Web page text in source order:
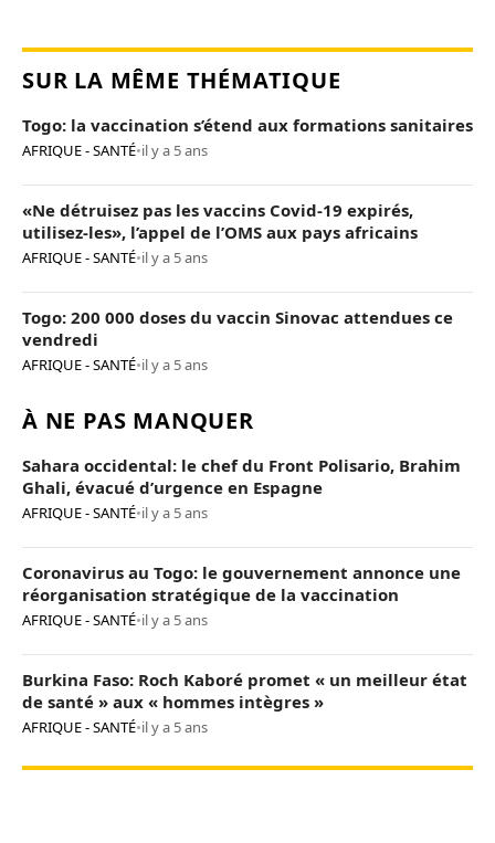
SUR LA MÊME THÉMATIQUE
Togo: la vaccination s’étend aux formations sanitaires
AFRIQUE - SANTÉ•il y a 5 ans
«Ne détruisez pas les vaccins Covid-19 expirés,
utilisez-les», l’appel de l’OMS aux pays africains
AFRIQUE - SANTÉ•il y a 5 ans
Togo: 200 000 doses du vaccin Sinovac attendues ce
vendredi
AFRIQUE - SANTÉ•il y a 5 ans
À NE PAS MANQUER
Sahara occidental: le chef du Front Polisario, Brahim
Ghali, évacué d’urgence en Espagne
AFRIQUE - SANTÉ•il y a 5 ans
Coronavirus au Togo: le gouvernement annonce une
réorganisation stratégique de la vaccination
AFRIQUE - SANTÉ•il y a 5 ans
Burkina Faso: Roch Kaboré promet « un meilleur état
de santé » aux « hommes intègres »
AFRIQUE - SANTÉ•il y a 5 ans